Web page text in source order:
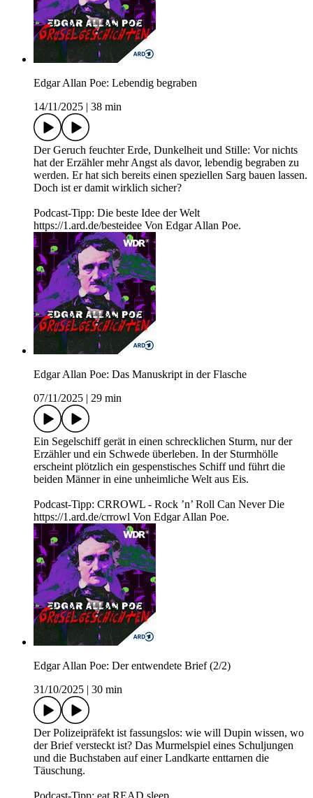
Edgar Allan Poe: Lebendig begraben
14/11/2025
38 min
Der Geruch feuchter Erde, Dunkelheit und Stille: Vor nichts
hat der Erzähler mehr Angst als davor, lebendig begraben zu
werden. Er hat sich bereits einen speziellen Sarg bauen lassen.
Doch ist er damit wirklich sicher?
Podcast-Tipp: Die beste Idee der Welt
https://1.ard.de/besteidee Von Edgar Allan Poe.
Edgar Allan Poe: Das Manuskript in der Flasche
07/11/2025
29 min
Ein Segelschiff gerät in einen schrecklichen Sturm, nur der
Erzähler und ein Schwede überleben. In der Sturmhölle
erscheint plötzlich ein gespenstisches Schiff und führt die
beiden Männer in eine unheimliche Welt aus Eis.
Podcast-Tipp: CRROWL - Rock ’n’ Roll Can Never Die
https://1.ard.de/crrowl Von Edgar Allan Poe.
Edgar Allan Poe: Der entwendete Brief (2/2)
31/10/2025
30 min
Der Polizeipräfekt ist fassungslos: wie will Dupin wissen, wo
der Brief versteckt ist? Das Murmelspiel eines Schuljungen
und die Buchstaben auf einer Landkarte enttarnen die
Täuschung.